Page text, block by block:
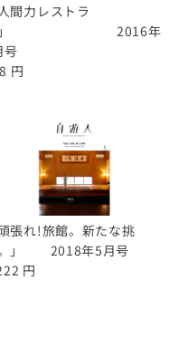
人間力レストラ
」 2016年
号
円
頑張れ!旅館。新たな挑
」 2018年5月号
円